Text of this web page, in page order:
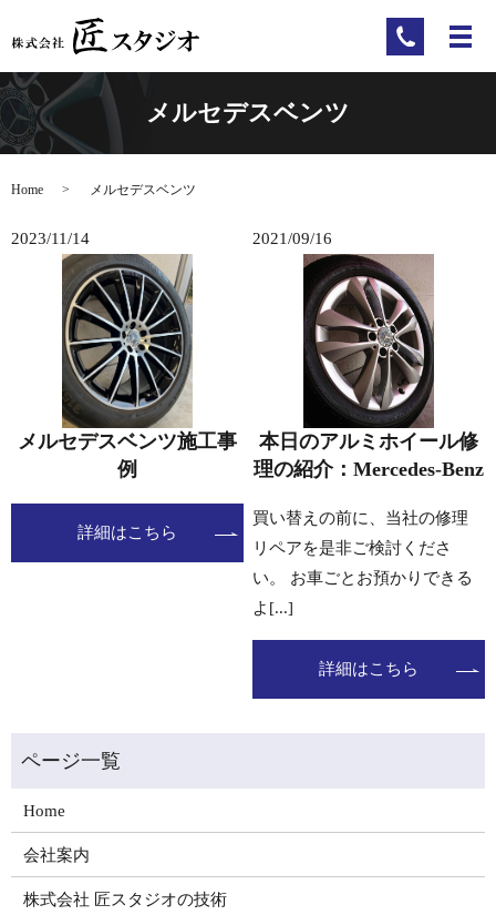
メルセデスベンツ
Home メルセデスベンツ
2023/11/14
メルセデスベンツ施工事
例
詳細はこちら
2021/09/16
本日のアルミホイール修
理の紹介：Mercedes-Benz
買い替えの前に、当社の修理
リペアを是非ご検討くださ
い。 お車ごとお預かりできる
よ[...]
詳細はこちら
Home
会社案内
株式会社 匠スタジオの技術